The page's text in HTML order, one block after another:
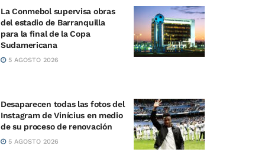
La Conmebol supervisa obras
del estadio de Barranquilla
para la final de la Copa
Sudamericana
5 AGOSTO 2026
Desaparecen todas las fotos del
Instagram de Vinícius en medio
de su proceso de renovación
5 AGOSTO 2026